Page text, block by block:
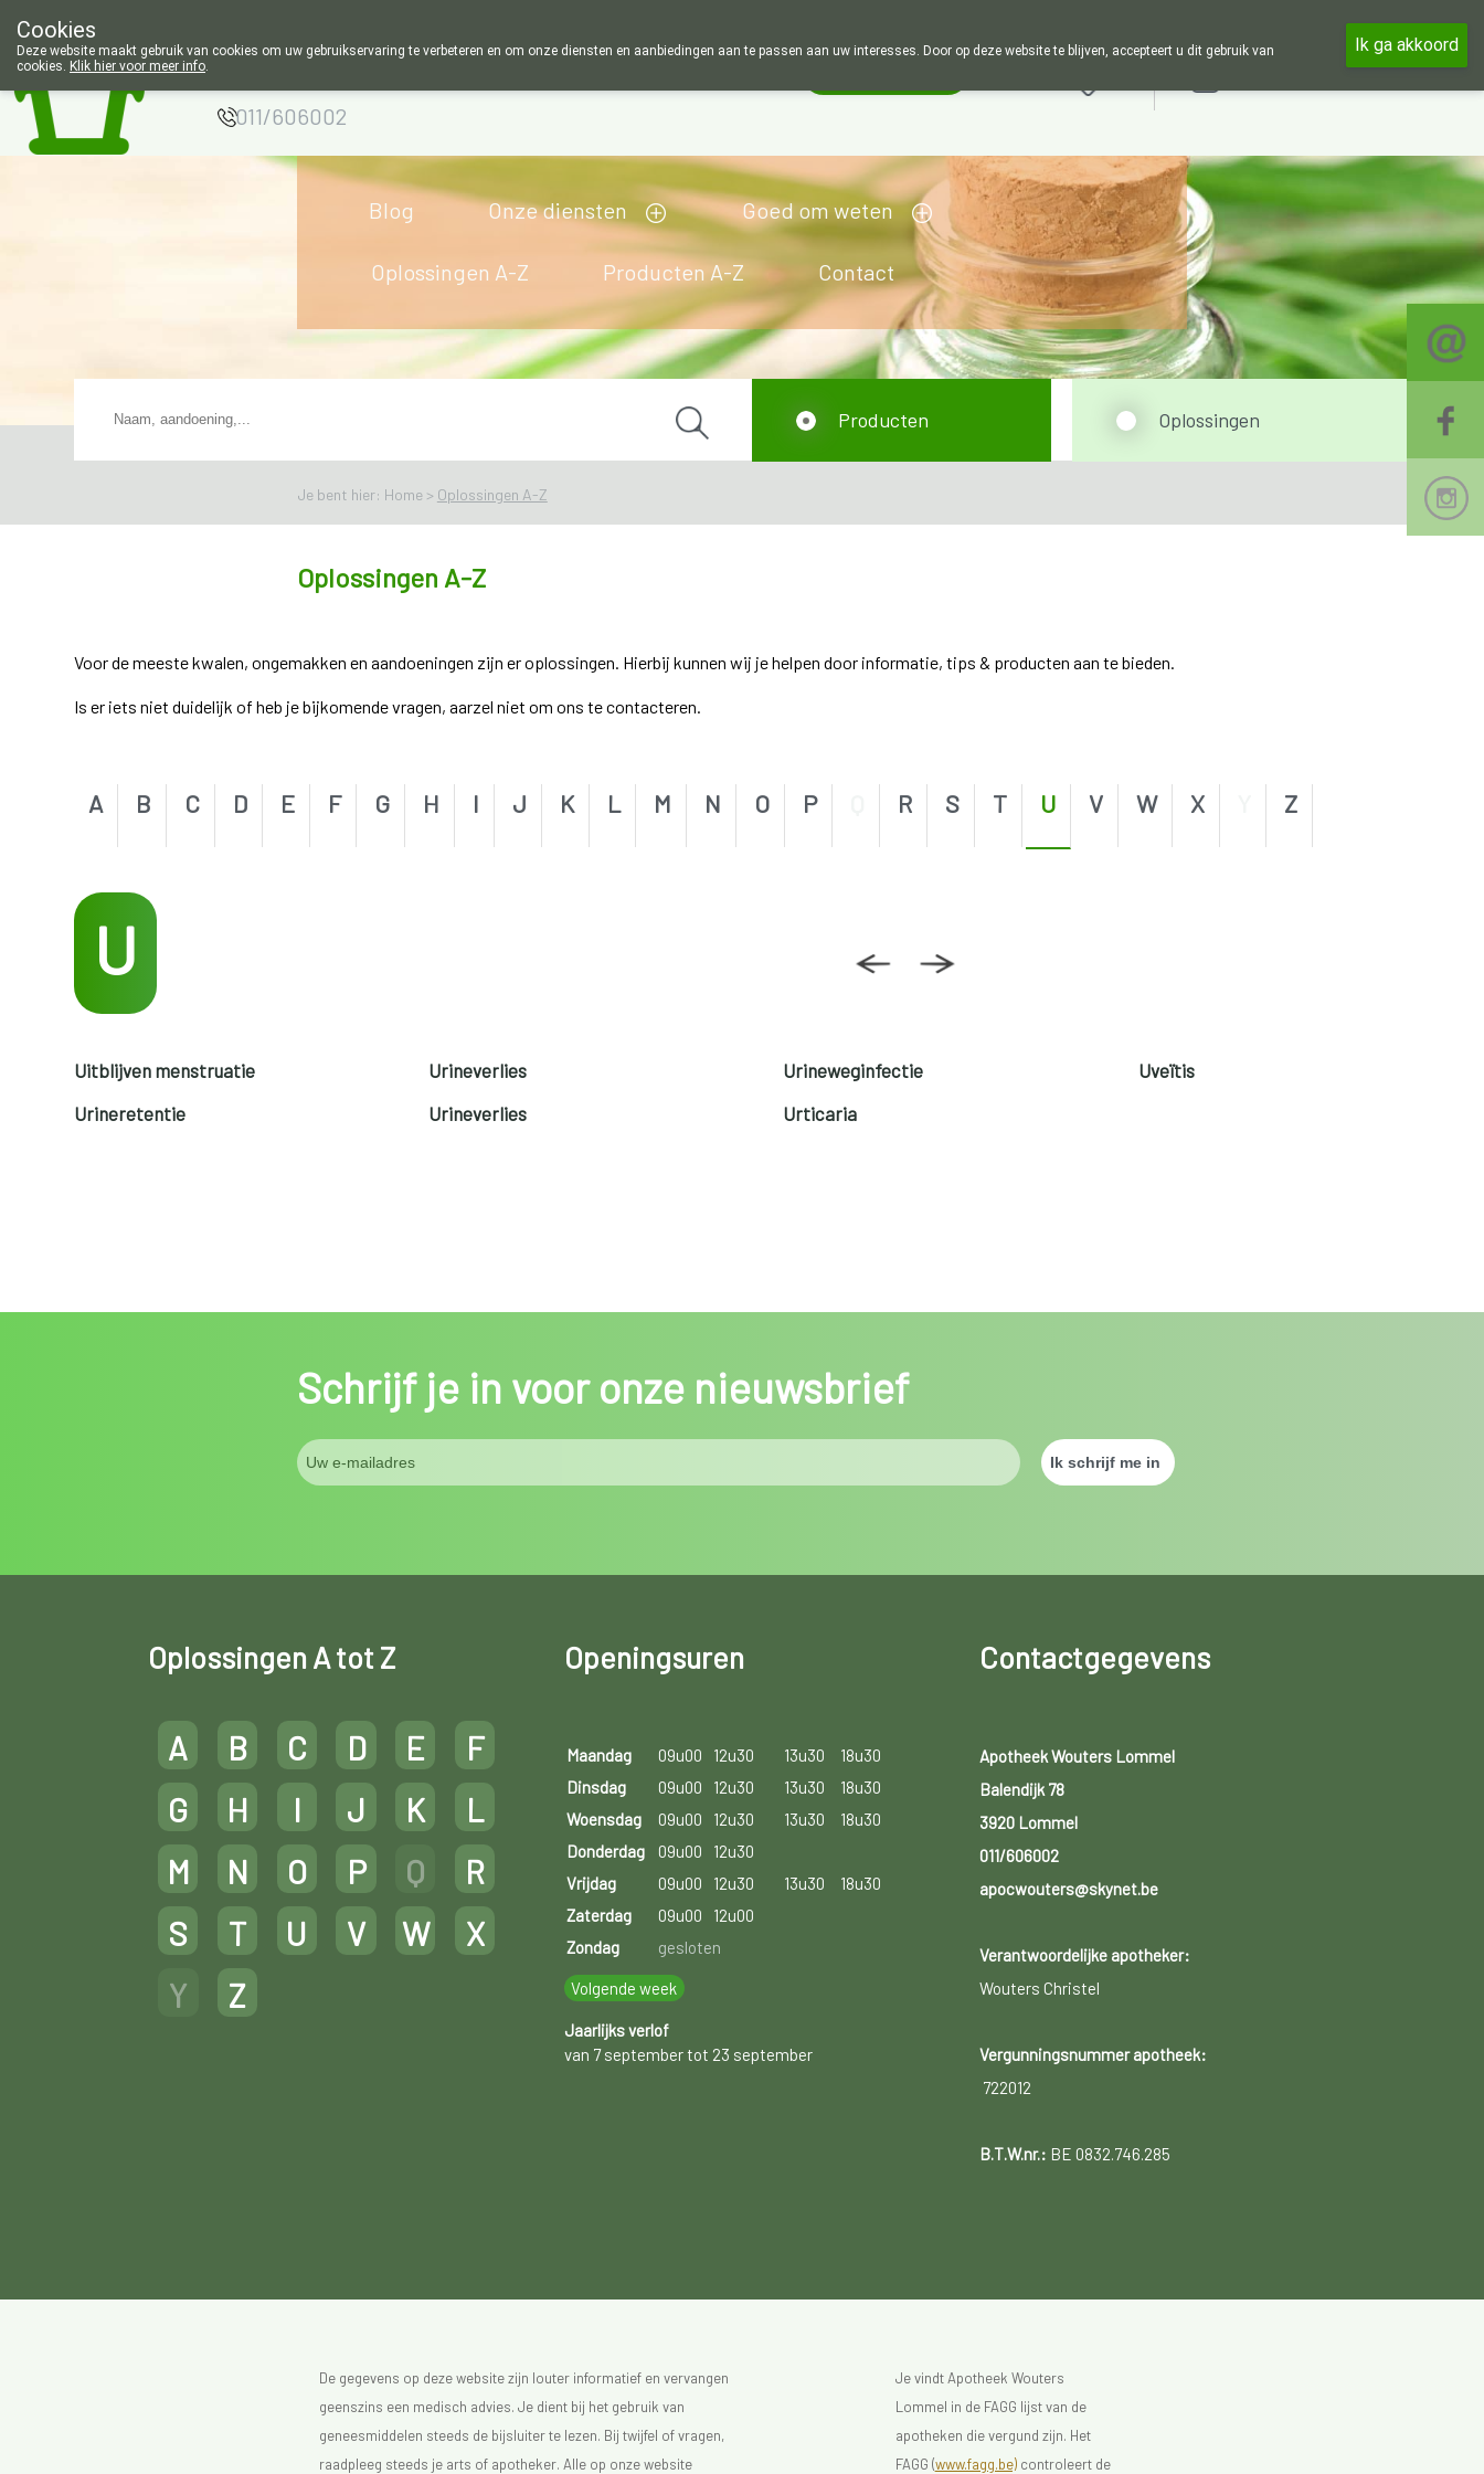
Apotheek Wouters
011/606002
Blog Onze diensten Goed om weten
Oplossingen A-Z Producten A-Z Contact
Je bent hier: Home > Oplossingen A-Z
Oplossingen A-Z
Producten Oplossingen
Voor de meeste kwalen, ongemakken en aandoeningen zijn er oplossingen. Hierbij kunnen wij je helpen door informatie, tips & producten aan te bieden.
Is er iets niet duidelijk of heb je bijkomende vragen, aarzel niet om ons te contacteren.
A B C D E F G H I J K L M N O P R S T U V W X Z
U
Uitblijven menstruatie
Urineretentie
Urineverlies
Urineverlies
Urineweginfectie
Urticaria
Uveïtis
Schrijf je in voor onze nieuwsbrief
Oplossingen A tot Z
A B C D E
F
G
H I J K
L
M
N O P Q
R
S
T U V W
X
Y
Z
Openingsuren
Maandag 09u00 12u30 13u30
18u30
Dinsdag
09u00 12u30 13u30
18u30
Woensdag
09u00 12u30 13u30
18u30
Donderdag
09u00
12u30
Vrijdag
09u00 12u30 13u30
18u30
Zaterdag
09u00
12u00
Zondag
gesloten
Volgende week
Jaarlijks verlof
van 7 september tot 23 september
Contactgegevens
Apotheek Wouters Lommel
Balendijk 78
3920 Lommel
011/606002
apocwouters@skynet.be
Verantwoordelijke apotheker:
Wouters Christel
Vergunningsnummer apotheek:
722012
B.T.W.nr.: BE 0832.746.285
De gegevens op deze website zijn louter informatief en vervangen
geenszins een medisch advies. Je dient bij het gebruik van
geneesmiddelen steeds de bijsluiter te lezen. Bij twijfel of vragen,
raadpleeg steeds je arts of apotheker. Alle op onze website
Je vindt Apotheek Wouters
Lommel in de FAGG lijst van de
apotheken die vergund zijn. Het
FAGG (www.fagg.be)controleert de
Cookies
Deze website maakt gebruik van cookies om uw gebruikservaring te verbeteren en om onze diensten en aanbiedingen aan te passen aan uw interesses. Door op deze website te blijven, accepteert u dit gebruik van
cookies. Klik hier voor meer info.
Ik ga akkoord